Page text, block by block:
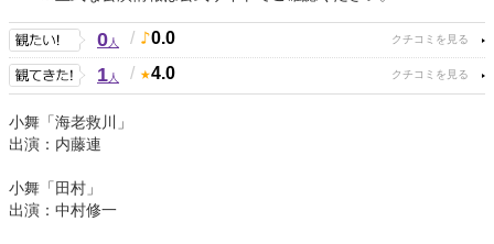
0人 / 0.0
1人 / 4.0
小舞「海老救川」
出演：内藤連
小舞「田村」
出演：中村修一